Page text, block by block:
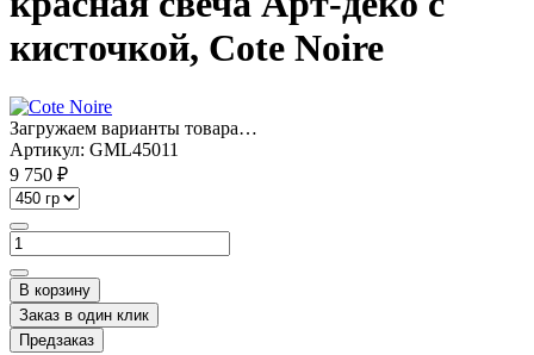
кисточкой, Cote Noire
Загружаем варианты товара…
Артикул: GML45011
9 750 ₽
В корзину
Заказ в один клик
Предзаказ